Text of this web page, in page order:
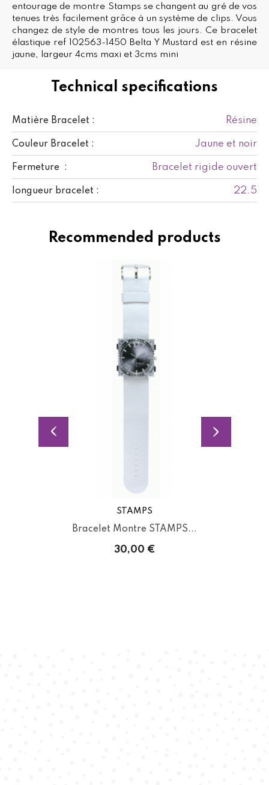
Technical specifications
Matière Bracelet : Résine
Couleur Bracelet : Jaune et noir
Fermeture : Bracelet rigide ouvert
longueur bracelet : 22.5
entourage de montre Stamps se changent au gré de vos
tenues très facilement grâce à un système de clips. Vous
changez de style de montres tous les jours. Ce bracelet
élastique ref 102563-1450 Belta Y Mustard est en résine
jaune, largeur 4cms maxi et 3cms mini
Recommended products
STAMPS
Bracelet Montre STAMPS...
30,00 €